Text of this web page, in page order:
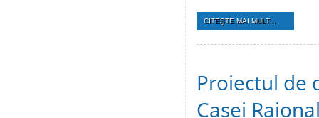
CITEŞTE MAI MULT...
Proiectul de
Casei